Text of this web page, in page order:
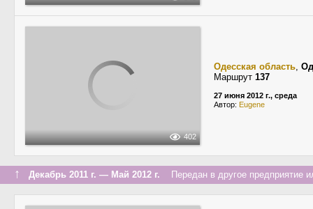
402
Одесская область,
Маршрут 137
27 июня 2012 г., среда
Автор: Eugene
↑ Декабрь 2011 г. — Май 2012 г. Передан в другое предприятие